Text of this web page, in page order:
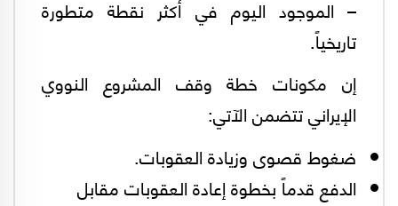
– الموجود اليوم في أكثر نقطة متطورة
تاريخياً.
إن مكونات خطة وقف المشروع النووي
الإيراني تتضمن الآتي:
ضغوط قصوى وزيادة العقوبات.
الدفع قدماً بخطوة إعادة العقوبات مقابل